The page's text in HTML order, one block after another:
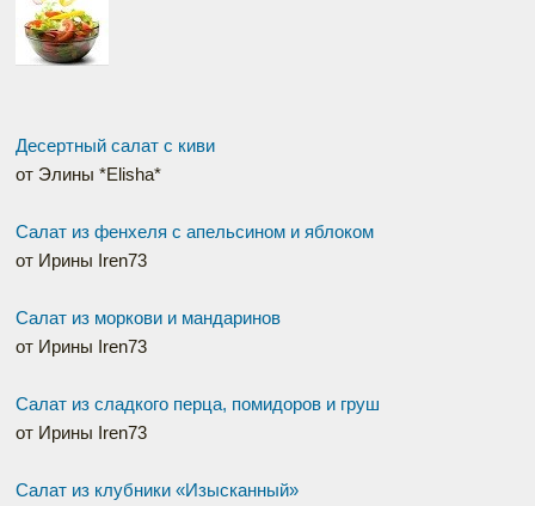
Десертный салат с киви
от Элины *Elisha*
Салат из фенхеля с апельсином и яблоком
от Ирины Iren73
Салат из моркови и мандаринов
от Ирины Iren73
Салат из сладкого перца, помидоров и груш
от Ирины Iren73
Салат из клубники «Изысканный»